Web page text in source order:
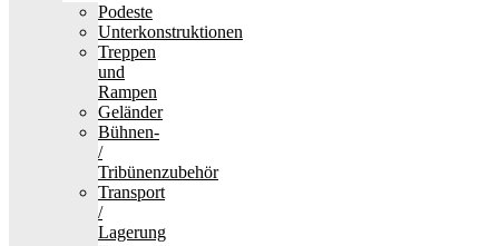
Podeste
Unterkonstruktionen
Treppen
und
Rampen
Geländer
Bühnen-
/
Tribünenzubehör
Transport
/
Lagerung